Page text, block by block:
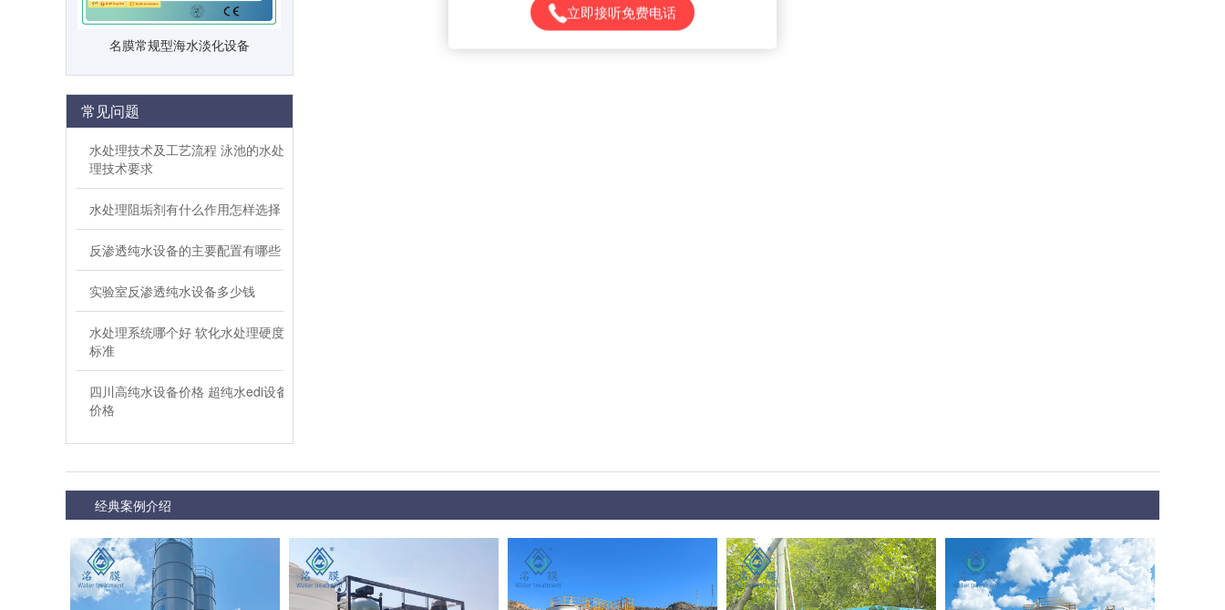
名膜常规型海水淡化设备
常见问题
水处理技术及工艺流程 泳池的水处
理技术要求
水处理阻垢剂有什么作用怎样选择
反渗透纯水设备的主要配置有哪些
实验室反渗透纯水设备多少钱
水处理系统哪个好 软化水处理硬度
标准
四川高纯水设备价格 超纯水edi设备
价格
经典案例介绍
立即接听免费电话